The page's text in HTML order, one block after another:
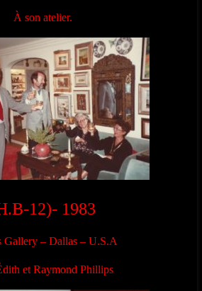
À son atelier.
12)- 1983
Gallery – Dallas – U.S.A
et Raymond Phillips